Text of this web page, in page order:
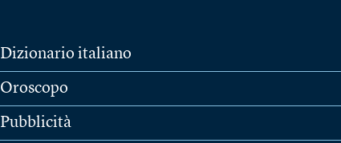
Dizionario italiano
Oroscopo
Pubblicità